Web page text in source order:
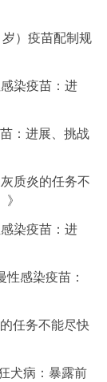
）疫苗配制规
染疫苗：进
：进展、挑战
质炎的任务不
》
染疫苗：进
性感染疫苗：
任务不能尽快
犬病：暴露前